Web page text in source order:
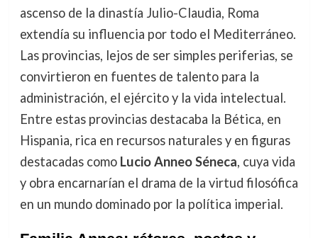
ascenso de la dinastía Julio-Claudia, Roma
extendía su influencia por todo el Mediterráneo.
Las provincias, lejos de ser simples periferias, se
convirtieron en fuentes de talento para la
administración, el ejército y la vida intelectual.
Entre estas provincias destacaba la Bética, en
Hispania, rica en recursos naturales y en figuras
destacadas como Lucio Anneo Séneca, cuya vida
y obra encarnarían el drama de la virtud filosófica
en un mundo dominado por la política imperial.